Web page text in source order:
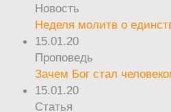
Новость
Неделя молитв о
15.01.20
Проповедь
Зачем Бог стал
15.01.20
Статья